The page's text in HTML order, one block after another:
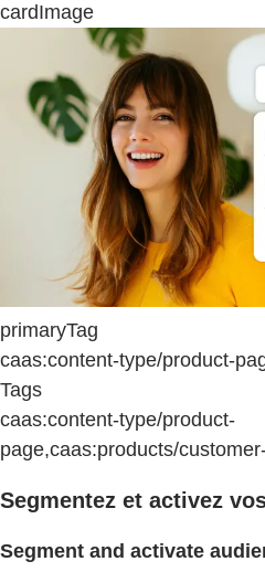
cardImage
primaryTag
caas:content-type/product-
Tags
caas:content-type/product-
page,caas:products/
Segmentez et activez
Segment and activate